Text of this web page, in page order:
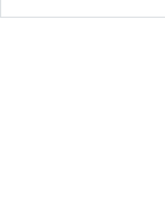
Giải Ba kỳ thi chọn